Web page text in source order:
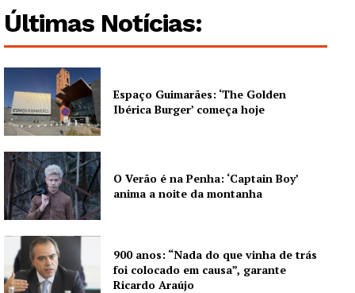
Edição Digital
Grande Entrevista
Publicidade
Quero ser Assinante
Últimas Notícias:
Espaço Guimarães: ‘The Golden
Ibérica Burger’ começa hoje
O Verão é na Penha: ‘Captain Boy’
anima a noite da montanha
900 anos: “Nada do que vinha de trás
foi colocado em causa”, garante
Ricardo Araújo